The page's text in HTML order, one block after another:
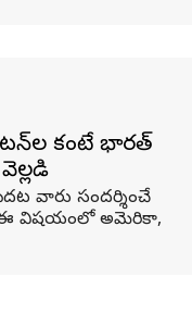
కంటే భారత్‌
వారు సందర్శించే
ఈ విషయంలో అమెరికా,